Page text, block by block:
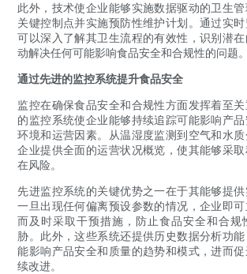
此外，技术使企业能够实施数据驱动的卫生
关键控制点并实施预防性维护计划。通过实
可以深入了解其卫生流程的有效性，识别潜
动解决任何可能影响食品安全和合规性的问题。
通过先进的监控系统提升食品安全
监控在确保食品安全和合规性方面发挥着至
的监控系统使企业能够持续追踪可能影响产
环境和运营因素。从温湿度监测到空气和水
企业提供全面的运营状况概览，使其能够采
在风险。
先进监控系统的关键优势之一在于其能够提供
一旦出现任何偏离预设参数的情况，企业即
而及时采取干预措施，防止食品安全和合规
胁。此外，这些系统还提供历史数据分析功
能影响产品安全和质量的趋势和模式，进而
续改进。